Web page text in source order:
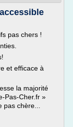
pas chers !
et efficace à
la majorité
Pas-Cher.fr »
chère...